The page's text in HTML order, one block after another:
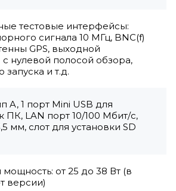
тестовые интерфейсы:
сигнала 10 МГц, BNC(f)
GPS, выходной
нулевой полосой обзора,
и т.д.
A, 1 порт Mini USB для
ПК, LAN порт 10/100 Мбит/с,
мм, слот для установки SD
от 25 до 38 Вт (в
версии)